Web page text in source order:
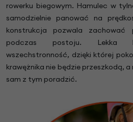
rowerku biegowym. Hamulec w
samodzielnie panować na
konstrukcja pozwala zachować
podczas postoju. Lekka
wszechstronność, dzięki której
krawężnika nie będzie przeszkodą,
sam z tym poradzić.